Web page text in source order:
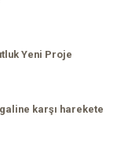
Yeni Proje
karşı harekete